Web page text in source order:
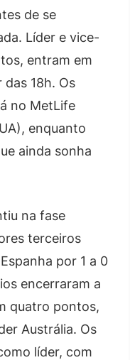
de se
Líder e vice-
entram em
18h. Os
no MetLife
enquanto
ainda sonha
na fase
terceiros
por 1 a 0
encerraram a
quatro pontos,
Austrália. Os
líder, com